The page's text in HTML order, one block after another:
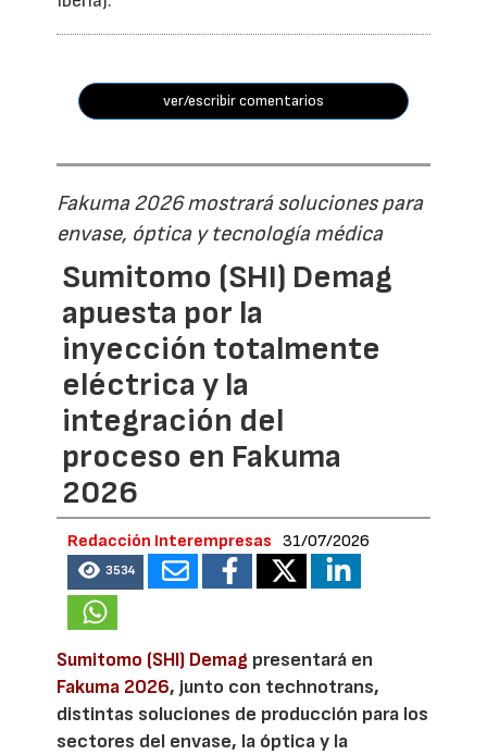
ver/escribir comentarios
Fakuma 2026 mostrará soluciones para
envase, óptica y tecnología médica
Sumitomo (SHI) Demag
apuesta por la
inyección totalmente
eléctrica y la
integración del
proceso en Fakuma
2026
Redacción Interempresas 31/07/2026
3534
Sumitomo (SHI) Demag presentará en
Fakuma 2026, junto con technotrans,
distintas soluciones de producción para los
sectores del envase, la óptica y la